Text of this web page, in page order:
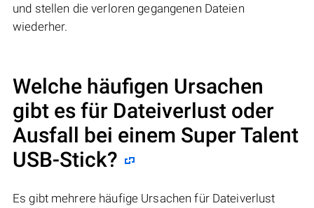
und stellen die verloren gegangenen Dateien
wiederher.
Welche häufigen Ursachen
gibt es für Dateiverlust oder
Ausfall bei einem Super Talent
USB-Stick?
Es gibt mehrere häufige Ursachen für Dateiverlust